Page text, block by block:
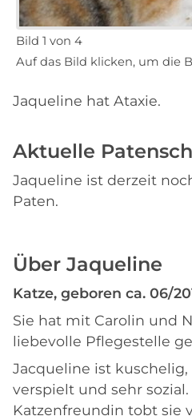
Bild 1 von 4
Auf das Bild klicken, um die
Jaqueline hat Ataxie.
Aktuelle
Jaqueline ist derzeit
Paten.
Über Jaqueline
Katze, geboren ca. 06/
Sie hat mit Carolin und
liebevolle Pflegestelle
Jacqueline ist
verspielt und sehr
Katzenfreundin tobt sie